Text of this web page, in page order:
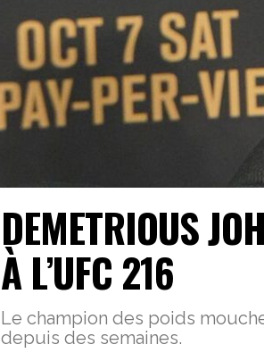
DEMETRIOUS
À L’UFC 216
Le champion des poids
depuis des semaines.